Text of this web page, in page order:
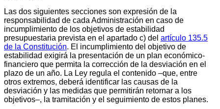
Las dos siguientes secciones son expresión de la
responsabilidad de cada Administración en caso de
incumplimiento de los objetivos de estabilidad
presupuestaria prevista en el apartado c) del artículo 135.5
de la Constitución. El incumplimiento del objetivo de
estabilidad exigirá la presentación de un plan económico-
financiero que permita la corrección de la desviación en el
plazo de un año. La Ley regula el contenido –que, entre
otros extremos, deberá identificar las causas de la
desviación y las medidas que permitirán retornar a los
objetivos–, la tramitación y el seguimiento de estos planes.